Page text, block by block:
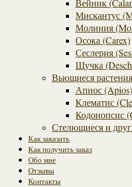
Вейник
Мискантус
Молиния
Осока (Carex)
Сеслерия
Щучка
Вьющиеся растения
Апиос (Apios)
Клематис
Кодонопсис
Стелющиеся и
Как заказать
Как получить заказ
Обо мне
Отзывы
Контакты